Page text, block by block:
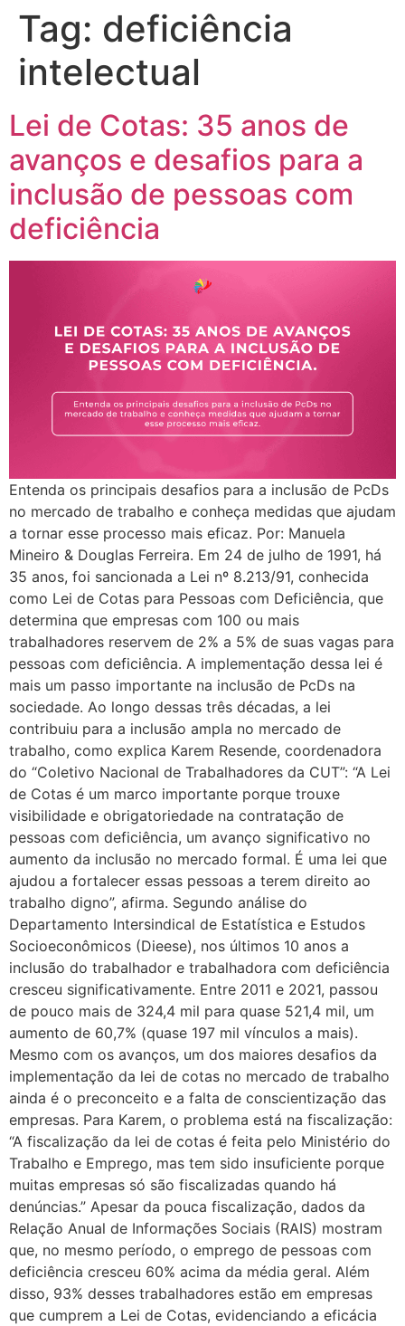
Tag: deficiência
intelectual
Lei de Cotas: 35 anos de
avanços e desafios para a
inclusão de pessoas com
deficiência
Entenda os principais desafios para a inclusão de PcDs
no mercado de trabalho e conheça medidas que ajudam
a tornar esse processo mais eficaz. Por: Manuela
Mineiro & Douglas Ferreira. Em 24 de julho de 1991, há
35 anos, foi sancionada a Lei nº 8.213/91, conhecida
como Lei de Cotas para Pessoas com Deficiência, que
determina que empresas com 100 ou mais
trabalhadores reservem de 2% a 5% de suas vagas para
pessoas com deficiência. A implementação dessa lei é
mais um passo importante na inclusão de PcDs na
sociedade. Ao longo dessas três décadas, a lei
contribuiu para a inclusão ampla no mercado de
trabalho, como explica Karem Resende, coordenadora
do “Coletivo Nacional de Trabalhadores da CUT”: “A Lei
de Cotas é um marco importante porque trouxe
visibilidade e obrigatoriedade na contratação de
pessoas com deficiência, um avanço significativo no
aumento da inclusão no mercado formal. É uma lei que
ajudou a fortalecer essas pessoas a terem direito ao
trabalho digno”, afirma. Segundo análise do
Departamento Intersindical de Estatística e Estudos
Socioeconômicos (Dieese), nos últimos 10 anos a
inclusão do trabalhador e trabalhadora com deficiência
cresceu significativamente. Entre 2011 e 2021, passou
de pouco mais de 324,4 mil para quase 521,4 mil, um
aumento de 60,7% (quase 197 mil vínculos a mais).
Mesmo com os avanços, um dos maiores desafios da
implementação da lei de cotas no mercado de trabalho
ainda é o preconceito e a falta de conscientização das
empresas. Para Karem, o problema está na fiscalização:
“A fiscalização da lei de cotas é feita pelo Ministério do
Trabalho e Emprego, mas tem sido insuficiente porque
muitas empresas só são fiscalizadas quando há
denúncias.” Apesar da pouca fiscalização, dados da
Relação Anual de Informações Sociais (RAIS) mostram
que, no mesmo período, o emprego de pessoas com
deficiência cresceu 60% acima da média geral. Além
disso, 93% desses trabalhadores estão em empresas
que cumprem a Lei de Cotas, evidenciando a eficácia